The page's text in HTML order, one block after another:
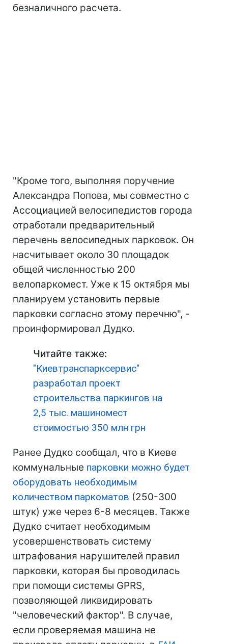
безналичного расчета.
"Кроме того, выполняя поручение
Александра Попова, мы совместно с
Ассоциацией велосипедистов города
отработали предварительный
перечень велосипедных парковок. Он
насчитывает около 30 площадок
общей численностью 200
велопаркомест. Уже к 15 октября мы
планируем установить первые
парковки согласно этому перечню", -
проинформировал Дудко.
Читайте также:
"Киевтранспарксервис"
разработал проект
строительства паркингов на
2,5 тыс. машиномест
стоимостью 350 млн грн
Ранее Дудко сообщал, что в Киеве
коммунальные парковки можно будет
оборудовать необходимым
количеством паркоматов (250-300
штук) уже через 6-8 месяцев. Также
Дудко считает необходимым
усовершенствовать систему
штрафования нарушителей правил
парковки, которая бы проводилась
при помощи системы GPRS,
позволяющей ликвидировать
"человеческий фактор". В случае,
если проверяемая машина не